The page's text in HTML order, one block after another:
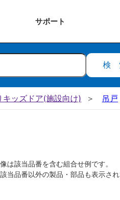
サポート
キッズドア(施設向け) 吊戸
は該当品番を含む組合せ例です。
該当品番以外の製品・部品も表示され